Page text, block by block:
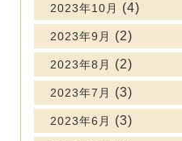
2023年10月 (4)
2023年9月 (2)
2023年8月 (2)
2023年7月 (3)
2023年6月 (3)